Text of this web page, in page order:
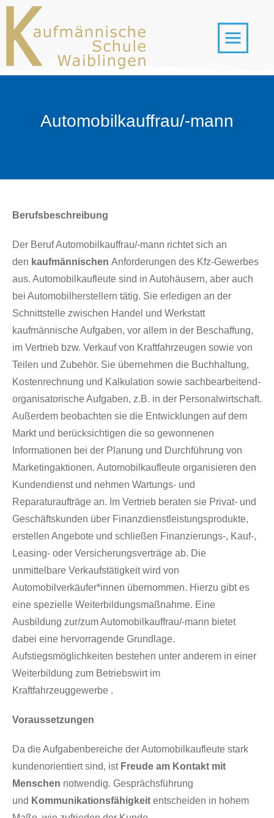
Automobilkauffrau/-mann
Berufsbeschreibung
Der Beruf Automobilkauffrau/-mann richtet sich an
den kaufmännischen Anforderungen des Kfz-Gewerbes
aus. Automobilkaufleute sind in Autohäusern, aber auch
bei Automobilherstellern tätig. Sie erledigen an der
Schnittstelle zwischen Handel und Werkstatt
kaufmännische Aufgaben, vor allem in der Beschaffung,
im Vertrieb bzw. Verkauf von Kraftfahrzeugen sowie von
Teilen und Zubehör. Sie übernehmen die Buchhaltung,
Kostenrechnung und Kalkulation sowie sachbearbeitend-
organisatorische Aufgaben, z.B. in der Personalwirtschaft.
Außerdem beobachten sie die Entwicklungen auf dem
Markt und berücksichtigen die so gewonnenen
Informationen bei der Planung und Durchführung von
Marketingaktionen. Automobilkaufleute organisieren den
Kundendienst und nehmen Wartungs- und
Reparaturaufträge an. Im Vertrieb beraten sie Privat- und
Geschäftskunden über Finanzdienstleistungsprodukte,
erstellen Angebote und schließen Finanzierungs-, Kauf-,
Leasing- oder Versicherungsverträge ab. Die
unmittelbare Verkaufstätigkeit wird von
Automobilverkäufer*innen übernommen. Hierzu gibt es
eine spezielle Weiterbildungsmaßnahme. Eine
Ausbildung zur/zum Automobilkauffrau/-mann bietet
dabei eine hervorragende Grundlage.
Aufstiegsmöglichkeiten bestehen unter anderem in einer
Weiterbildung zum Betriebswirt im
Kraftfahrzeuggewerbe .
Voraussetzungen
Da die Aufgabenbereiche der Automobilkaufleute stark
kundenorientiert sind, ist Freude am Kontakt mit
Menschen notwendig. Gesprächsführung
und Kommunikationsfähigkeit entscheiden in hohem